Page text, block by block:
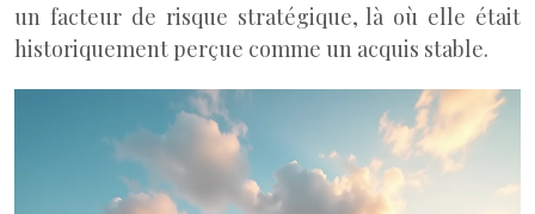
un facteur de risque stratégique, là où elle était
historiquement perçue comme un acquis stable.